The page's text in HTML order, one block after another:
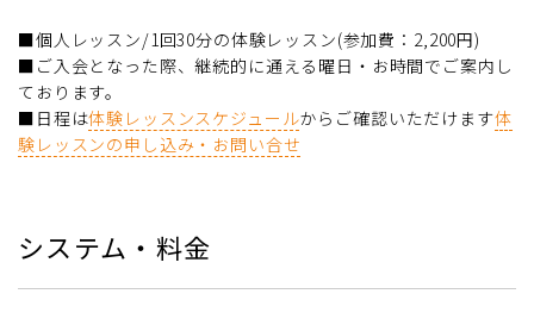
■個人レッスン/1回30分の体験レッスン(参加費：2,200円)
■ご入会となった際、継続的に通える曜日・お時間でご案内し
ております。
■日程は体験レッスンスケジュールからご確認いただけます体
験レッスンの申し込み・お問い合せ
システム・料金